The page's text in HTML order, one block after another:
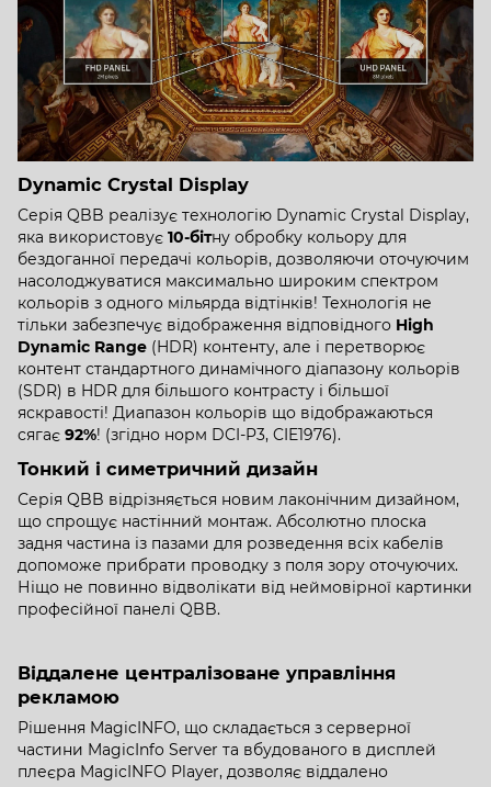
Dynamic Crystal Display
Серія QBB реалізує технологію Dynamic Crystal Display,
яка використовує 10-бітну обробку кольору для
бездоганної передачі кольорів, дозволяючи оточуючим
насолоджуватися максимально широким спектром
кольорів з одного мільярда відтінків! Технологія не
тільки забезпечує відображення відповідного High
Dynamic Range (HDR) контенту, але і перетворює
контент стандартного динамічного діапазону кольорів
(SDR) в HDR для більшого контрасту і більшої
яскравості! Диапазон кольорів що відображаються
сягає 92%! (згідно норм DCI-P3, CIE1976).
Тонкий і симетричний дизайн
Серія QBB відрізняється новим лаконічним дизайном,
що спрощує настінний монтаж. Абсолютно плоска
задня частина із пазами для розведення всіх кабелів
допоможе прибрати проводку з поля зору оточуючих.
Ніщо не повинно відволікати від неймовірної картинки
професійної панелі QBB.
Віддалене централізоване управління
рекламою
Рішення MagicINFO, що складається з серверної
частини MagicInfo Server та вбудованого в дисплей
плеєра MagicINFO Player, дозволяє віддалено